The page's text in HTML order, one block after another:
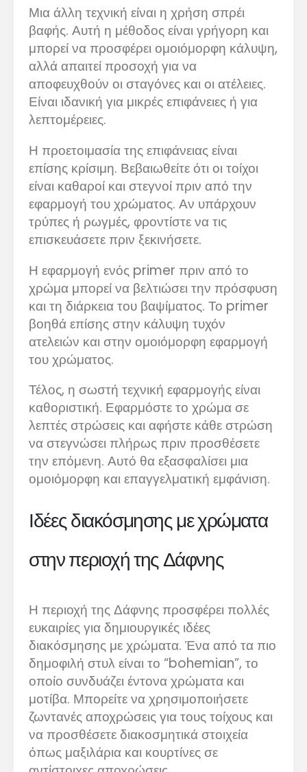
Μια άλλη τεχνική είναι η χρήση σπρέι
βαφής. Αυτή η μέθοδος είναι γρήγορη και
μπορεί να προσφέρει ομοιόμορφη κάλυψη,
αλλά απαιτεί προσοχή για να
αποφευχθούν οι σταγόνες και οι ατέλειες.
Είναι ιδανική για μικρές επιφάνειες ή για
λεπτομέρειες.
Η προετοιμασία της επιφάνειας είναι
επίσης κρίσιμη. Βεβαιωθείτε ότι οι τοίχοι
είναι καθαροί και στεγνοί πριν από την
εφαρμογή του χρώματος. Αν υπάρχουν
τρύπες ή ρωγμές, φροντίστε να τις
επισκευάσετε πριν ξεκινήσετε.
Η εφαρμογή ενός primer πριν από το
χρώμα μπορεί να βελτιώσει την πρόσφυση
και τη διάρκεια του βαψίματος. Το primer
βοηθά επίσης στην κάλυψη τυχόν
ατελειών και στην ομοιόμορφη εφαρμογή
του χρώματος.
Τέλος, η σωστή τεχνική εφαρμογής είναι
καθοριστική. Εφαρμόστε το χρώμα σε
λεπτές στρώσεις και αφήστε κάθε στρώση
να στεγνώσει πλήρως πριν προσθέσετε
την επόμενη. Αυτό θα εξασφαλίσει μια
ομοιόμορφη και επαγγελματική εμφάνιση.
Ιδέες διακόσμησης με χρώματα
στην περιοχή της Δάφνης
Η περιοχή της Δάφνης προσφέρει πολλές
ευκαιρίες για δημιουργικές ιδέες
διακόσμησης με χρώματα. Ένα από τα πιο
δημοφιλή στυλ είναι το “bohemian”, το
οποίο συνδυάζει έντονα χρώματα και
μοτίβα. Μπορείτε να χρησιμοποιήσετε
ζωντανές αποχρώσεις για τους τοίχους και
να προσθέσετε διακοσμητικά στοιχεία
όπως μαξιλάρια και κουρτίνες σε